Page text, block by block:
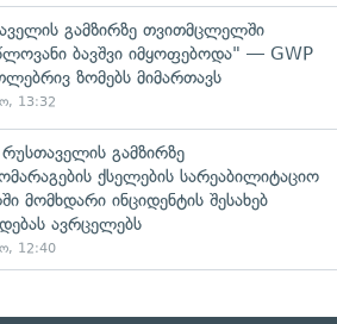
გამზირზე თვითმცლელში
ბავშვი იმყოფებოდა" — GWP
ზომებს მიმართავს
13:32
რუსთაველის გამზირზე
ქსელების სარეაბილიტაციო
მომხდარი ინციდენტის შესახებ
ავრცელებს
12:40